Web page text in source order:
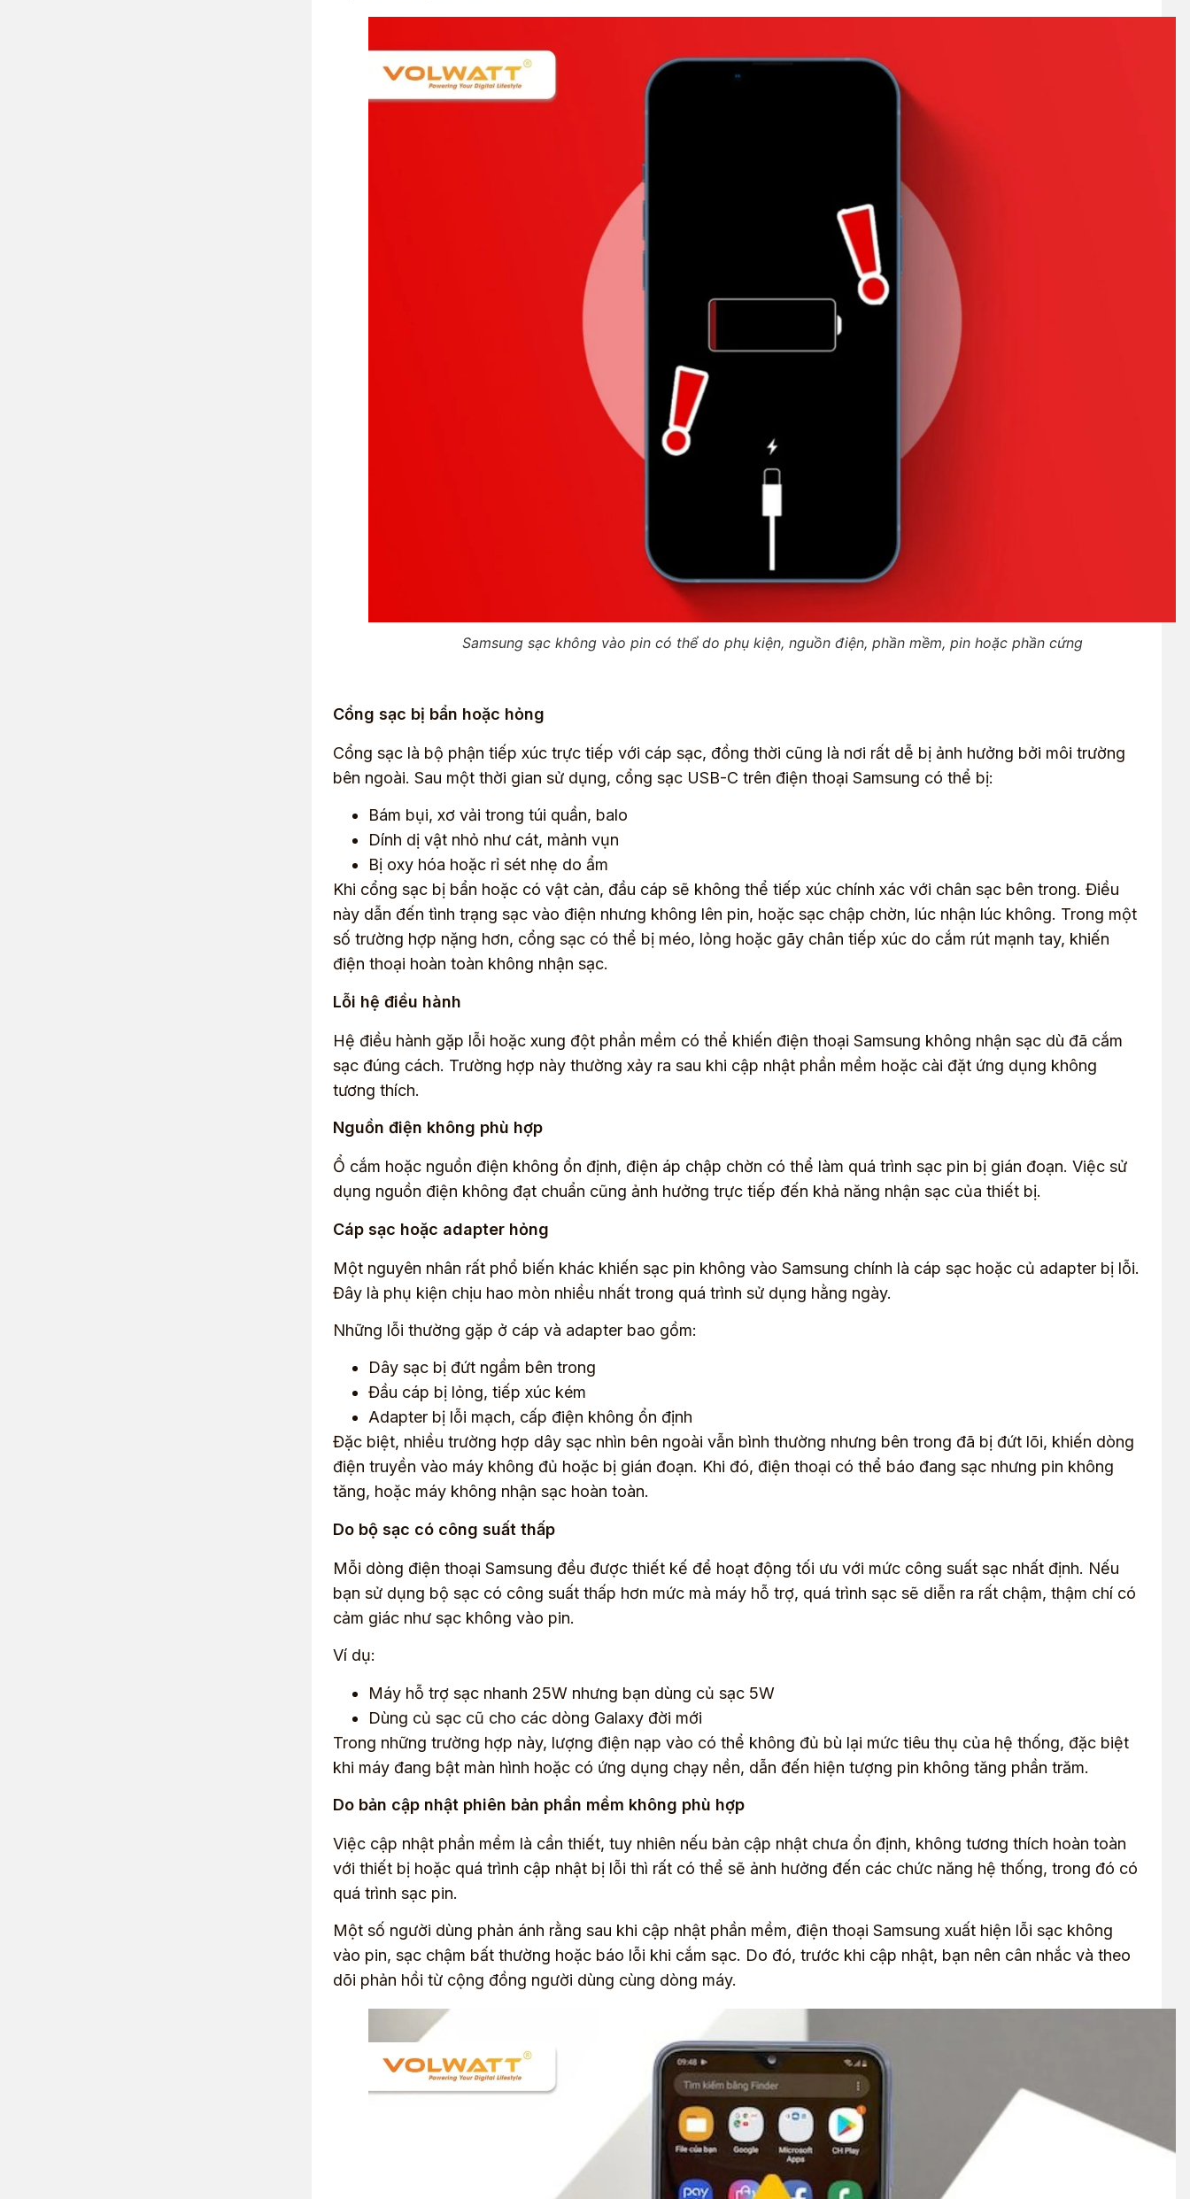
Samsung sạc không vào pin có thể do phụ kiện, nguồn điện, phần mềm, pin hoặc phần cứng
Cổng sạc bị bẩn hoặc hỏng
Cổng sạc là bộ phận tiếp xúc trực tiếp với cáp sạc, đồng thời cũng là nơi rất dễ bị ảnh hưởng bởi môi trường
bên ngoài. Sau một thời gian sử dụng, cổng sạc USB-C trên điện thoại Samsung có thể bị:
Bám bụi, xơ vải trong túi quần, balo
Dính dị vật nhỏ như cát, mảnh vụn
Bị oxy hóa hoặc rỉ sét nhẹ do ẩm
Khi cổng sạc bị bẩn hoặc có vật cản, đầu cáp sẽ không thể tiếp xúc chính xác với chân sạc bên trong. Điều
này dẫn đến tình trạng sạc vào điện nhưng không lên pin, hoặc sạc chập chờn, lúc nhận lúc không. Trong một
số trường hợp nặng hơn, cổng sạc có thể bị méo, lỏng hoặc gãy chân tiếp xúc do cắm rút mạnh tay, khiến
điện thoại hoàn toàn không nhận sạc.
Lỗi hệ điều hành
Hệ điều hành gặp lỗi hoặc xung đột phần mềm có thể khiến điện thoại Samsung không nhận sạc dù đã cắm
sạc đúng cách. Trường hợp này thường xảy ra sau khi cập nhật phần mềm hoặc cài đặt ứng dụng không
tương thích.
Nguồn điện không phù hợp
Ổ cắm hoặc nguồn điện không ổn định, điện áp chập chờn có thể làm quá trình sạc pin bị gián đoạn. Việc sử
dụng nguồn điện không đạt chuẩn cũng ảnh hưởng trực tiếp đến khả năng nhận sạc của thiết bị.
Cáp sạc hoặc adapter hỏng
Một nguyên nhân rất phổ biến khác khiến sạc pin không vào Samsung chính là cáp sạc hoặc củ adapter bị lỗi.
Đây là phụ kiện chịu hao mòn nhiều nhất trong quá trình sử dụng hằng ngày.
Những lỗi thường gặp ở cáp và adapter bao gồm:
Dây sạc bị đứt ngầm bên trong
Đầu cáp bị lỏng, tiếp xúc kém
Adapter bị lỗi mạch, cấp điện không ổn định
Đặc biệt, nhiều trường hợp dây sạc nhìn bên ngoài vẫn bình thường nhưng bên trong đã bị đứt lõi, khiến dòng
điện truyền vào máy không đủ hoặc bị gián đoạn. Khi đó, điện thoại có thể báo đang sạc nhưng pin không
tăng, hoặc máy không nhận sạc hoàn toàn.
Do bộ sạc có công suất thấp
Mỗi dòng điện thoại Samsung đều được thiết kế để hoạt động tối ưu với mức công suất sạc nhất định. Nếu
bạn sử dụng bộ sạc có công suất thấp hơn mức mà máy hỗ trợ, quá trình sạc sẽ diễn ra rất chậm, thậm chí có
cảm giác như sạc không vào pin.
Ví dụ:
Máy hỗ trợ sạc nhanh 25W nhưng bạn dùng củ sạc 5W
Dùng củ sạc cũ cho các dòng Galaxy đời mới
Trong những trường hợp này, lượng điện nạp vào có thể không đủ bù lại mức tiêu thụ của hệ thống, đặc biệt
khi máy đang bật màn hình hoặc có ứng dụng chạy nền, dẫn đến hiện tượng pin không tăng phần trăm.
Do bản cập nhật phiên bản phần mềm không phù hợp
Việc cập nhật phần mềm là cần thiết, tuy nhiên nếu bản cập nhật chưa ổn định, không tương thích hoàn toàn
với thiết bị hoặc quá trình cập nhật bị lỗi thì rất có thể sẽ ảnh hưởng đến các chức năng hệ thống, trong đó có
quá trình sạc pin.
Một số người dùng phản ánh rằng sau khi cập nhật phần mềm, điện thoại Samsung xuất hiện lỗi sạc không
vào pin, sạc chậm bất thường hoặc báo lỗi khi cắm sạc. Do đó, trước khi cập nhật, bạn nên cân nhắc và theo
dõi phản hồi từ cộng đồng người dùng cùng dòng máy.